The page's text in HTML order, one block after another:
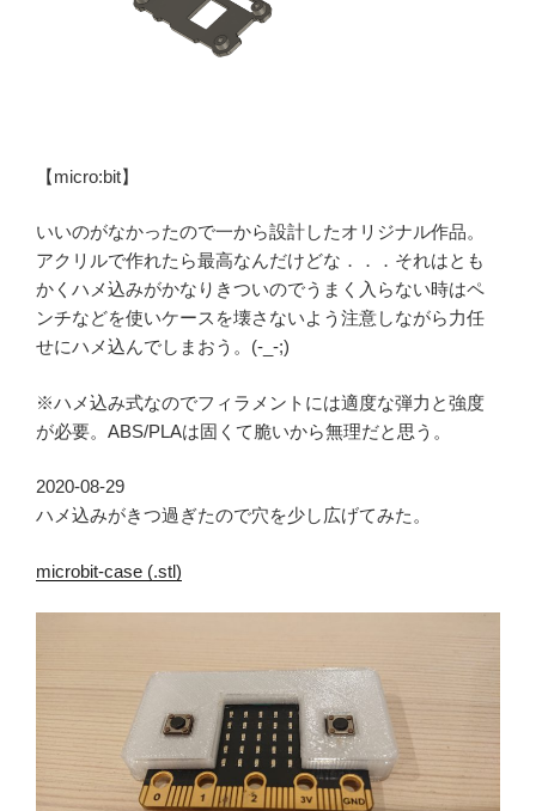
【micro:bit】
いいのがなかったので一から設計したオリジナル作品。
アクリルで作れたら最高なんだけどな．．．それはとも
かくハメ込みがかなりきついのでうまく入らない時はペ
ンチなどを使いケースを壊さないよう注意しながら力任
せにハメ込んでしまおう。(-_-;)
※ハメ込み式なのでフィラメントには適度な弾力と強度
が必要。ABS/PLAは固くて脆いから無理だと思う。
2020-08-29
ハメ込みがきつ過ぎたので穴を少し広げてみた。
microbit-case (.stl)